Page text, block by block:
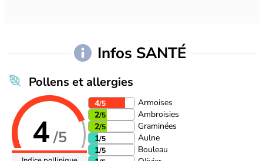
Infos SANTÉ
Pollens et allergies
4/5
4/5
Armoises
2/5
Ambroisies
2/5
Graminées
1/5
Aulne
1/5
Bouleau